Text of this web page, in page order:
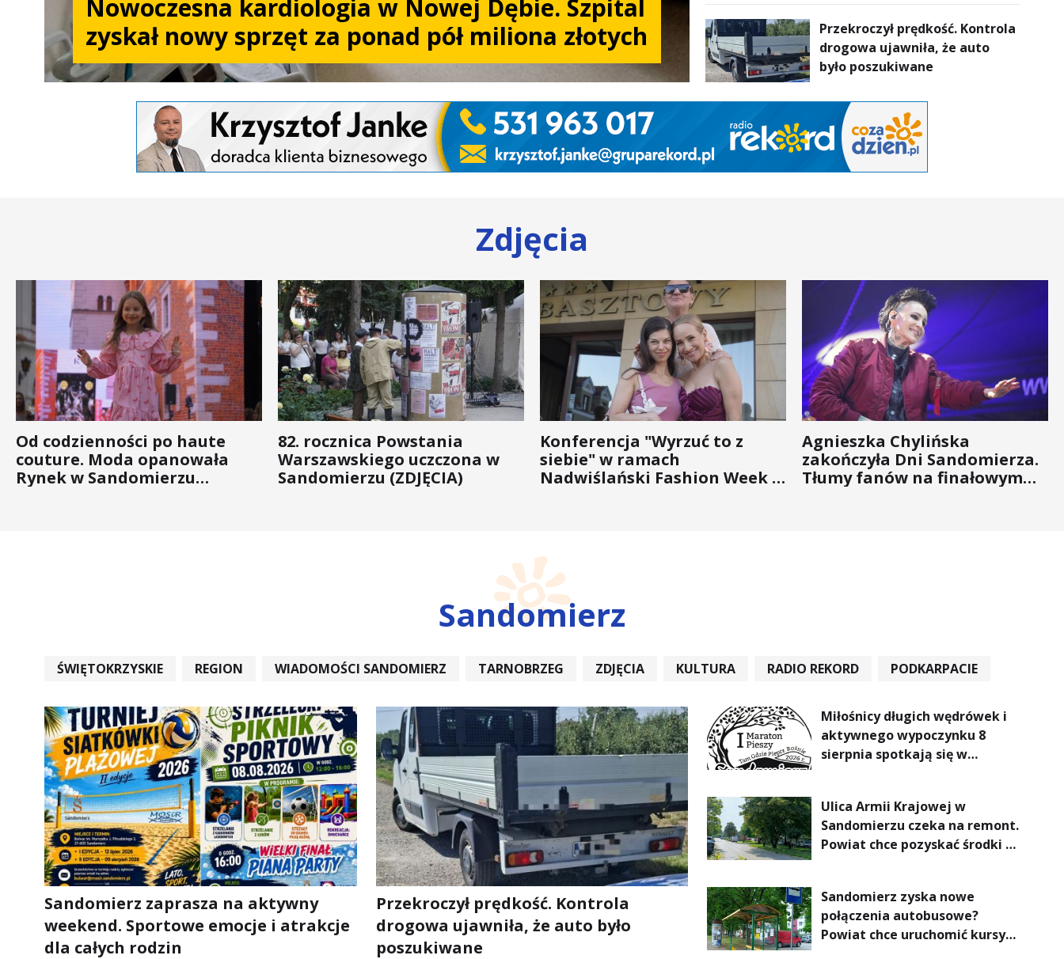
Nowoczesna kardiologia w Nowej Dębie. Szpital
zyskał nowy sprzęt za ponad pół miliona złotych
komfort życia i... czystsze
powietrze
Przekroczył prędkość. Kontrola
drogowa ujawniła, że auto
było poszukiwane
Zdjęcia
Od codzienności po haute
couture. Moda opanowała
Rynek w Sandomierzu
82. rocznica Powstania
Warszawskiego uczczona w
Sandomierzu (ZDJĘCIA)
Konferencja "Wyrzuć to z
siebie" w ramach
Nadwiślański Fashion Week -
Agnieszka Chylińska
zakończyła Dni Sandomierza.
Tłumy fanów na finałowym
Sandomierz
ŚWIĘTOKRZYSKIE REGION WIADOMOŚCI SANDOMIERZ TARNOBRZEG ZDJĘCIA KULTURA RADIO REKORD
PODKARPACIE
Sandomierz zaprasza na aktywny
weekend. Sportowe emocje i atrakcje
dla całych rodzin
Przekroczył prędkość. Kontrola
drogowa ujawniła, że auto było
poszukiwane
Miłośnicy długich wędrówek i
aktywnego wypoczynku 8
sierpnia spotkają się w
Rośnie”
Ulica Armii Krajowej w
Sandomierzu czeka na remont.
Powiat chce pozyskać środki z
Sandomierz zyska nowe
połączenia autobusowe?
Powiat chce uruchomić kursy